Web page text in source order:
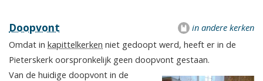
in andere kerken
Doopvont
Omdat in kapittelkerken niet gedoopt werd, heeft er in de
Pieterskerk oorspronkelijk geen doopvont gestaan.
Van de huidige doopvont in de